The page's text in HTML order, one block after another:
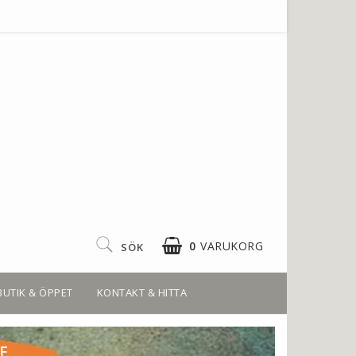
0 VARUKORG
SÖK
& ÖPPET KONTAKT & HITTA